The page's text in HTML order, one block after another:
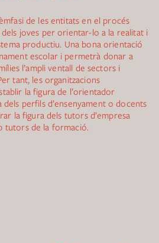
de les entitats en el procés
joves per orientar-lo a la realitat i
productiu. Una bona orientació
escolar i permetrà donar a
l’ampli ventall de sectors i
tant, les organitzacions
la figura de l’orientador
perfils d’ensenyament o docents
la figura dels tutors d’empresa
tutors de la formació.